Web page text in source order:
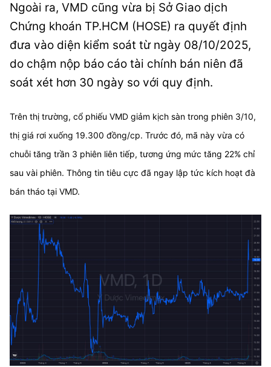
Ngoài ra, VMD cũng vừa bị Sở Giao dịch
Chứng khoán TP.HCM (HOSE) ra quyết định
đưa vào diện kiểm soát từ ngày 08/10/2025,
do chậm nộp báo cáo tài chính bán niên đã
soát xét hơn 30 ngày so với quy định.
Trên thị trường, cổ phiếu VMD giảm kịch sàn trong phiên 3/10,
thị giá rơi xuống 19.300 đồng/cp. Trước đó, mã này vừa có
chuỗi tăng trần 3 phiên liên tiếp, tương ứng mức tăng 22% chỉ
sau vài phiên. Thông tin tiêu cực đã ngay lập tức kích hoạt đà
bán tháo tại VMD.